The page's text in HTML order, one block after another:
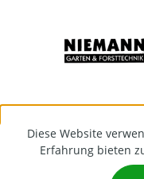
Diese Website
Erfahrung bieten